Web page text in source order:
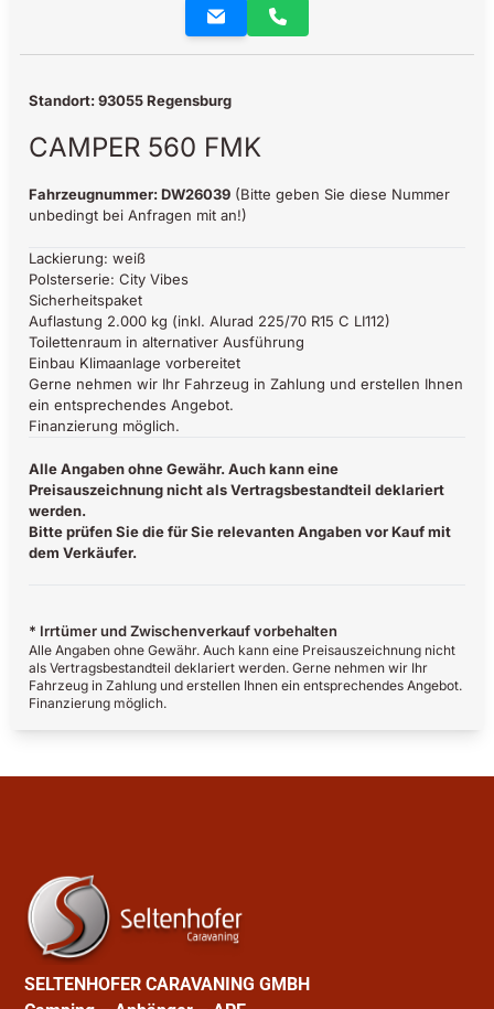
Standort: 93055 Regensburg
CAMPER 560 FMK
Fahrzeugnummer: DW26039 (Bitte geben Sie diese Nummer
unbedingt bei Anfragen mit an!)
Lackierung: weiß
Polsterserie: City Vibes
Sicherheitspaket
Auflastung 2.000 kg (inkl. Alurad 225/70 R15 C LI112)
Toilettenraum in alternativer Ausführung
Einbau Klimaanlage vorbereitet
Gerne nehmen wir Ihr Fahrzeug in Zahlung und erstellen Ihnen
ein entsprechendes Angebot.
Finanzierung möglich.
Alle Angaben ohne Gewähr. Auch kann eine
Preisauszeichnung nicht als Vertragsbestandteil deklariert
werden.
Bitte prüfen Sie die für Sie relevanten Angaben vor Kauf mit
dem Verkäufer.
* Irrtümer und Zwischenverkauf vorbehalten
Alle Angaben ohne Gewähr. Auch kann eine Preisauszeichnung nicht
als Vertragsbestandteil deklariert werden. Gerne nehmen wir Ihr
Fahrzeug in Zahlung und erstellen Ihnen ein entsprechendes Angebot.
Finanzierung möglich.
SELTENHOFER CARAVANING GMBH